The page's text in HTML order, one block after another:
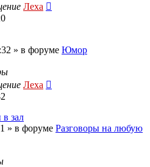
Леха
» в форуме Юмор
Леха
в зал
» в форуме Разговоры на любую